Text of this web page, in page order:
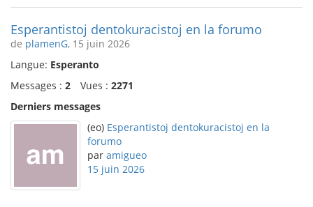
Esperantistoj dentokuracistoj en la forumo
de plamenG, 15 juin 2026
Langue: Esperanto
Messages : 2 Vues : 2271
Derniers messages
(eo) Esperantistoj dentokuracistoj en la
forumo
par amigueo
15 juin 2026